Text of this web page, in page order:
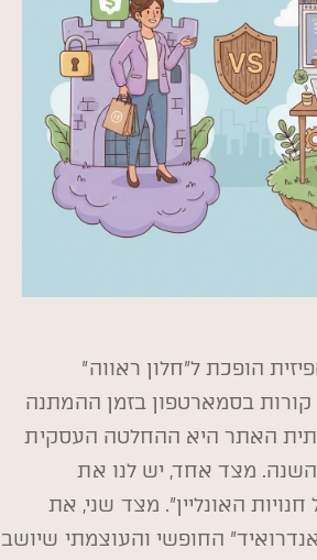
הופכת ל"חלון ראווה"
קורות בסמארטפון בזמן ההמתנה
האתר היא ההחלטה העסקית
השנה. מצד אחד, יש לנו את
חנויות האונליין". מצד שני, את
החופשי והעוצמתי שיושב